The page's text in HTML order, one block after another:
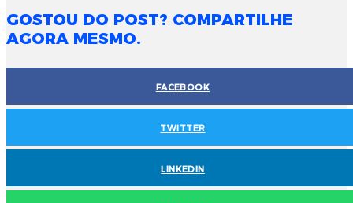
GOSTOU DO POST? COMPARTILHE
AGORA MESMO.
FACEBOOK
TWITTER
LINKEDIN